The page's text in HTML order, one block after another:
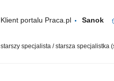
Klient portalu Praca.pl Sanok
starszy specjalista / starsza specjalistka